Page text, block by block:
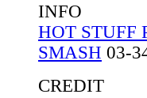
INFO
HOT STUFF
SMASH 03-
CREDIT